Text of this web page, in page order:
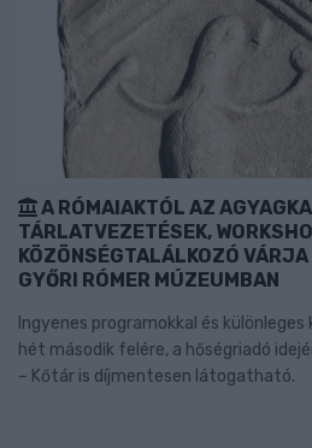
A RÓMAIAKTÓL AZ
TÁRLATVEZETÉSEK,
KÖZÖNSÉGTALÁLKOZÓ
GYŐRI RÓMER MÚZEUMBAN
Ingyenes programokkal és
hét második felére, a hőségriadó
– Kőtár is díjmentesen látogatható.